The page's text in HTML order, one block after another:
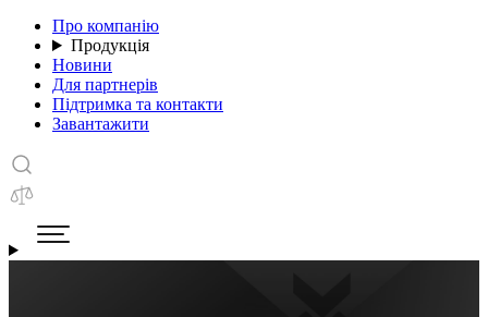
Про компанію
Продукція
Новини
Для партнерів
Підтримка та контакти
Завантажити